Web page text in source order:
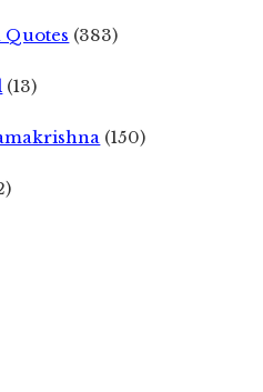
Quotes (383)
(13)
(150)